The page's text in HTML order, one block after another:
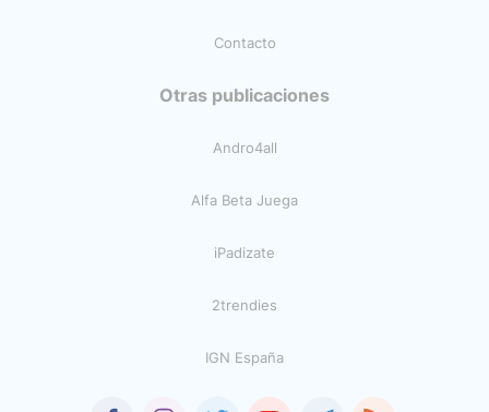
Contacto
Otras publicaciones
Andro4all
Alfa Beta Juega
iPadizate
2trendies
IGN España